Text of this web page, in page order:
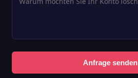
Anfrage senden